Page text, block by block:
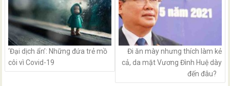
‘Đại dịch ẩn’: Những đứa trẻ mồ
côi vì Covid-19
Đi ăn mày nhưng thích làm kẻ
cả, da mặt Vương Đình Huệ dày
đến đâu?